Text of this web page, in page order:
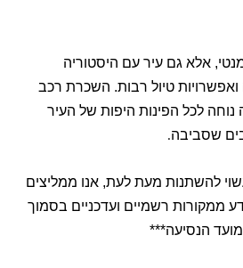
אלא גם עיר עם היסטוריה
טיול רבות. השכרת רכב
לכל הפינות היפות של העיר
שסביבה.
להשתנות מעת לעת, אנו ממליצים
ממקורות רשמיים ועדכניים בסמוך
הנסיעה***